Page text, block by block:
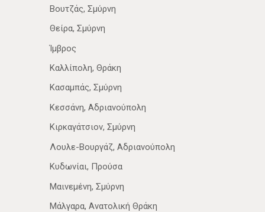
Βουτζάς, Σμύρνη
Θείρα, Σμύρνη
Ίμβρος
Καλλίπολη, Θράκη
Κασαμπάς, Σμύρνη
Κεσσάνη, Αδριανούπολη
Κιρκαγάτσιον, Σμύρνη
Λουλε-Βουργάζ, Αδριανούπολη
Κυδωνίαι, Προύσα
Μαινεμένη, Σμύρνη
Μάλγαρα, Ανατολική Θράκη